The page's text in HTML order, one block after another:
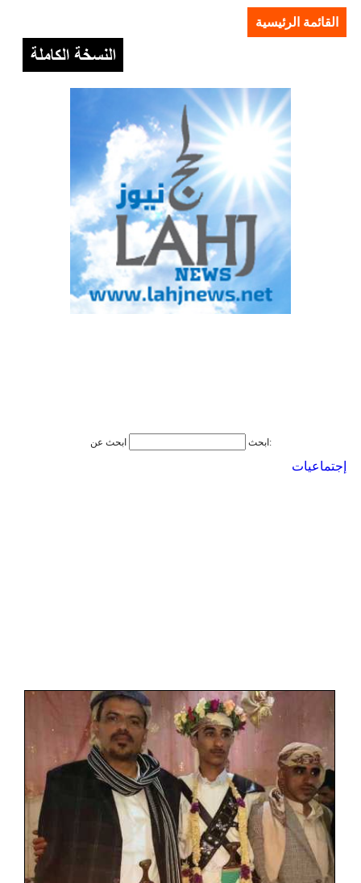
القائمة الرئيسية
ابحث ابحث عن:
إجتماعيات